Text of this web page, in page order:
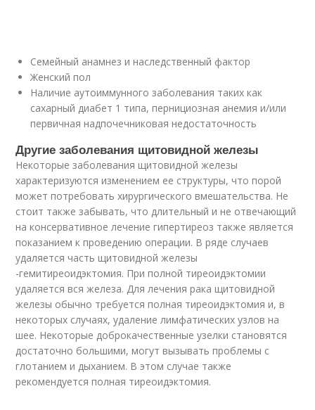
Семейный анамнез и наследственный фактор
Женский пол
Наличие аутоиммунного заболевания таких как
сахарный диабет 1 типа, пернициозная анемия и/или
первичная надпочечниковая недостаточность
Другие заболевания щитовидной железы
Некоторые заболевания щитовидной железы
характеризуются изменением ее структуры, что порой
может потребовать хирургического вмешательства. Не
стоит также забывать, что длительный и не отвечающий
на консервативное лечение гипертиреоз также является
показанием к проведению операции. В ряде случаев
удаляется часть щитовидной железы
-гемитиреоидэктомия. При полной тиреоидэктомии
удаляется вся железа. Для лечения рака щитовидной
железы обычно требуется полная тиреоидэктомия и, в
некоторых случаях, удаление лимфатических узлов на
шее. Некоторые доброкачественные узелки становятся
достаточно большими, могут вызывать проблемы с
глотанием и дыханием. В этом случае также
рекомендуется полная тиреоидэктомия.